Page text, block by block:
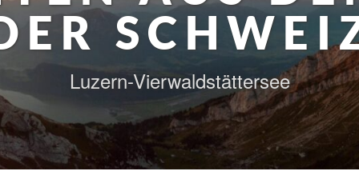
Luzern-Vierwaldstättersee